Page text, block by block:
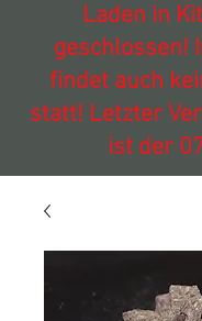
Laden in
geschlossen!
findet auch
statt! Letzter
ist der